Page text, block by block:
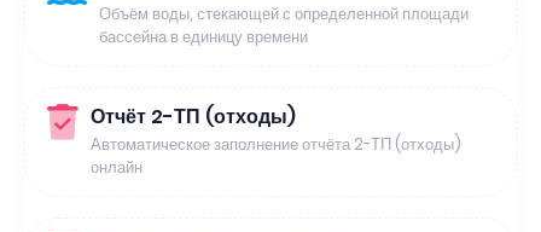
Объём воды, стекающей с определенной площади
бассейна в единицу времени
Отчёт 2-ТП (отходы)
Автоматическое заполнение отчёта 2-ТП (отходы)
онлайн